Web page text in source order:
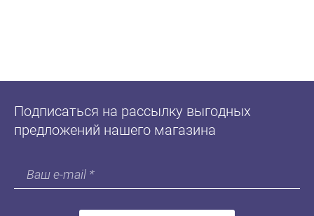
Подписаться на рассылку выгодных
предложений нашего магазина